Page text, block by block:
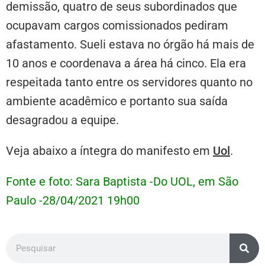
demissão, quatro de seus subordinados que
ocupavam cargos comissionados pediram
afastamento. Sueli estava no órgão há mais de
10 anos e coordenava a área há cinco. Ela era
respeitada tanto entre os servidores quanto no
ambiente acadêmico e portanto sua saída
desagradou a equipe.
Veja abaixo a íntegra do manifesto em Uol.
Fonte e foto: Sara Baptista -Do UOL, em São
Paulo -28/04/2021 19h00